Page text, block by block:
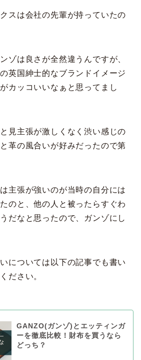
スは会社の先輩が持っていたの
ゾは良さが全然違うんですが、
英国紳士的なブランドイメージ
カッコいいなぁと思ってまし
見主張が激しくなく渋い感じの
革の風合いが好みだったので第
主張が強いのが当時の自分には
のと、他の人と被ったらすぐわ
だなと思ったので、ガンゾにし
については以下の記事でも書い
ださい。
GANZO(ガンゾ)とエッティンガ
ーを徹底比較！財布を買うなら
どっち？